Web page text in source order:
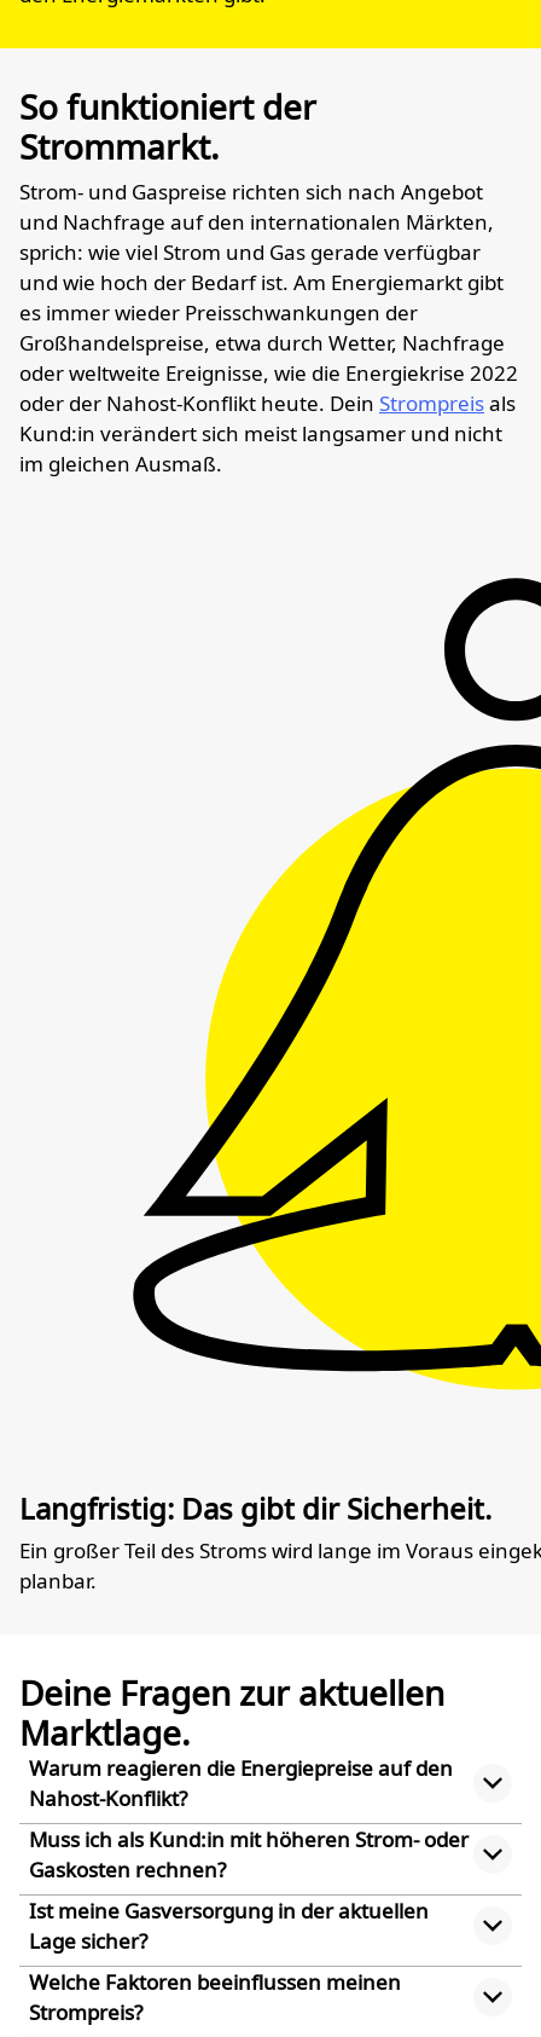
So funktioniert der
Strommarkt.
Strom- und Gaspreise richten sich nach Angebot
und Nachfrage auf den internationalen Märkten,
sprich: wie viel Strom und Gas gerade verfügbar
und wie hoch der Bedarf ist. Am Energiemarkt gibt
es immer wieder Preisschwankungen der
Großhandelspreise, etwa durch Wetter, Nachfrage
oder weltweite Ereignisse, wie die Energiekrise 2022
oder der Nahost-Konflikt heute. Dein Strompreisals
Kund:in verändert sich meist langsamer und nicht
im gleichen Ausmaß.
Langfristig: Das gibt dir Sicherheit.
Ein großer Teil des Stroms wird lange im Voraus
planbar.
Deine Fragen zur aktuellen
Marktlage.
Warum reagieren die Energiepreise auf den
Nahost-Konflikt?
Muss ich als Kund:in mit höheren Strom- oder
Gaskosten rechnen?
Ist meine Gasversorgung in der aktuellen
Lage sicher?
Welche Faktoren beeinflussen meinen
Strompreis?